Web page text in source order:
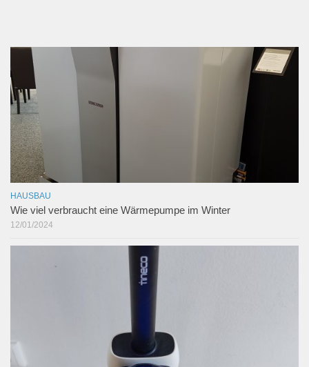
HAUSBAU
Wie viel verbraucht eine Wärmepumpe im Winter
12/01/2024